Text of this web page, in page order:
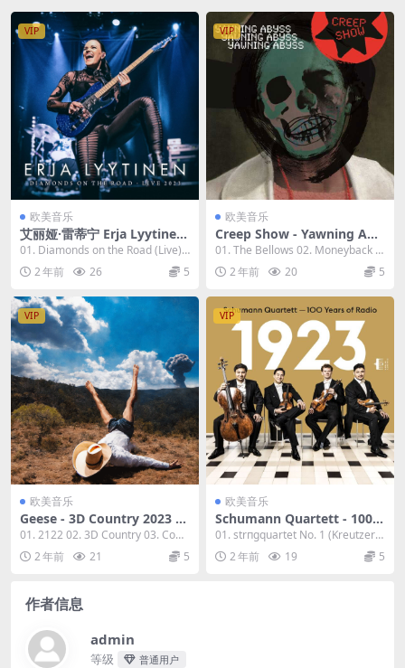
VIP
欧美音乐
艾丽娅·雷蒂宁 Erja Lyytinen
- Diamonds on the Road - L
ive 2023 [24Bit/44.1kHz] [H
i-Res Flac 1GB]
01. Diamonds on the Road (Live)
[00:04:4...
2 年前 26 5
VIP
欧美音乐
Creep Show - Yawning Aby
ss 2023 [24Bit/44.1kHz] [Hi
-Res Flac 459MB]
01. The Bellows 02. Moneyback 0
3. Yawnin...
2 年前 20 5
VIP
欧美音乐
Geese - 3D Country 2023 [2
4Bit/44.1kHz] [Hi-Res Flac
511MB]
01. 2122 02. 3D Country 03. Cowb
oy Nudes...
2 年前 21 5
VIP
欧美音乐
Schumann Quartett - 100 Y
ears of Radio 2023 [24Bit/9
6kHz] [Hi-Res Flac 1.43GB]
01. strпgquartet No. 1 (Kreutzers
onate) ...
2 年前 19 5
作者信息
admin
等级 普通用户